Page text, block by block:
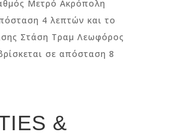
Μετρό Ακρόπολη
4 λεπτών και το
Στάση Τραμ Λεωφόρος
σε απόσταση 8
&